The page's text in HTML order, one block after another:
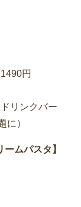
円
リンクバー
に）
ムパスタ】